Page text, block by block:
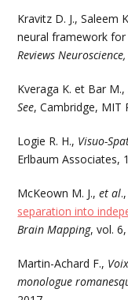
Kravitz D. J., Saleem
neural framework
Reviews
Kveraga K. et Bar M.,
See, Cambridge, MIT
Logie R. H., Visuo-
Erlbaum Associates,
McKeown M. J.,et al
separation into
Brain Mapping, vol.
Martin-Achard F.,
monologue